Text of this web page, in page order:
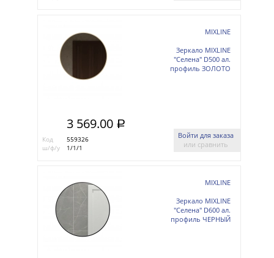
3 569.00 a
Код
559326
ш/ф/у
1/1/1
MIXLINE
Зеркало MIXLINE
"Селена" D500 ал.
профиль ЗОЛОТО
Войти для заказа
или сравнить
MIXLINE
Зеркало MIXLINE
"Селена" D600 ал.
профиль ЧЕРНЫЙ